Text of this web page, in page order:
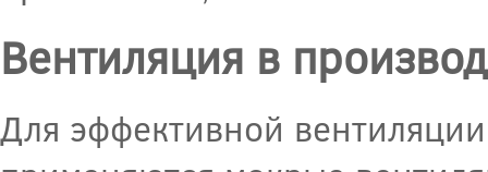
Вентиляция в
Для эффективной